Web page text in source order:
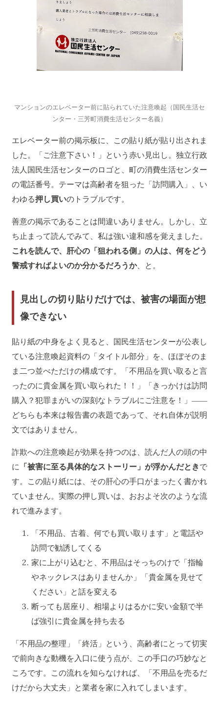
マンションのエレベーター前に貼られていた注意喚起（国民生活セ
ンター・三芳町消費生活センター名義）
エレベーター前の掲示板に、この貼り紙が貼り出されま
した。「ご注意下さい！」という赤い見出し。独立行政
法人国民生活センターのロゴと、町の消費生活センター
の電話番号。テーマは高齢者を狙った「訪問購入」、い
わゆる押し買いのトラブルです。
善意の掲示であることは間違いありません。しかし、立
ち止まって読んでみて、私は強い違和感を覚えました。
これを読んで、肝心の「狙われる側」の人は、何をどう
警戒すればよいのか分かるだろうか、と。
見出しの切り貼りだけでは、被害の場面が想
像できない
貼り紙の中身をよく見ると、国民生活センターが公表し
ている注意喚起資料の「タイトル部分」を、ほぼそのま
ま二つ並べただけの構成です。「不用品を買い取ると言
ったのに貴金属を買い取られた！！」「きっかけは訪問
購入？犯罪まがいの深刻なトラブルにご注意を！」――
どちらも本来は報告書の表題であって、それ自体が説明
文ではありません。
詐欺への注意喚起が効果を持つのは、読んだ人の頭の中
に 「被害に至る具体的なストーリー」が浮かんだときで
す。この貼り紙には、その肝心の手口がまったく書かれ
ていません。実際の押し買いは、おおよそ次のような流
れで進みます。
「不用品、古着、何でも買い取ります」と電話や
訪問で勧誘してくる
家に上がり込むと、不用品はそっちのけで「指輪
やネックレスはありませんか」「貴金属を見せて
ください」と話を変える
断っても居座り、相場よりはるかに安い金額で半
ば強引に貴金属を持ち去る
「不用品の整理」「終活」という、高齢者にとって切実
で前向きな動機を入口に使う点が、この手口の巧妙なと
ころです。この流れを知らなければ、「不用品を売るだ
けだから大丈夫」と業者を家に入れてしまいます。